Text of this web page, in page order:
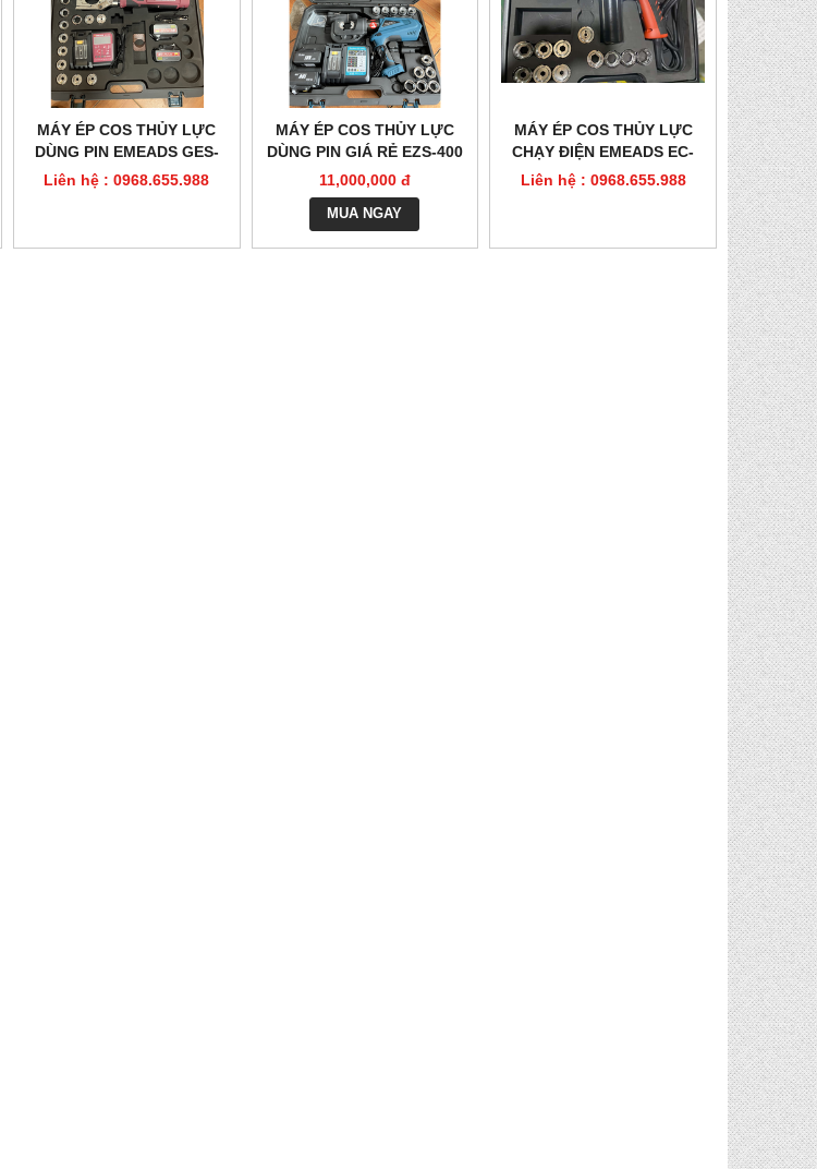
MÁY ÉP COS THỦY LỰC
DÙNG PIN EMEADS GES-
60UNV
Liên hệ : 0968.655.988
MÁY ÉP COS THỦY LỰC
DÙNG PIN GIÁ RẺ EZS-400
11,000,000 đ
MUA NGAY
MÁY ÉP COS THỦY LỰC
CHẠY ĐIỆN EMEADS EC-
300
Liên hệ : 0968.655.988